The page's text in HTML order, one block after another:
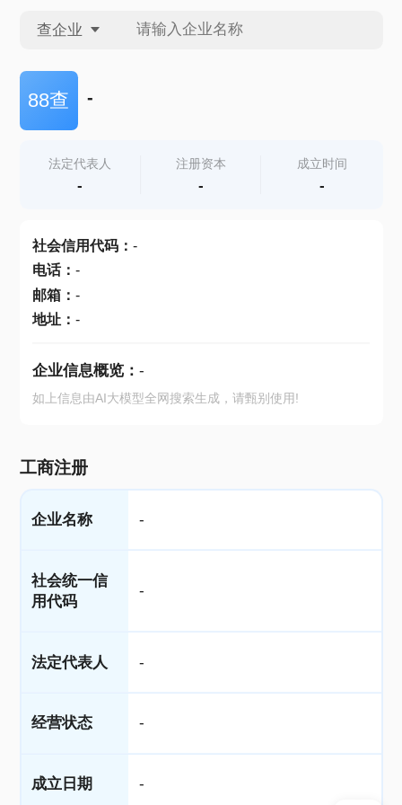
查企业
查企业
查产地
88查 -
法定代表人
-
注册资本
-
成立时间
-
社会信用代码： -
电话： -
邮箱： -
地址： -
企业信息概览： -
如上信息由AI大模型全网搜索生成，请甄别使用!
工商注册
企业名称 -
社会统一信
用代码
-
法定代表人 -
经营状态 -
成立日期 -